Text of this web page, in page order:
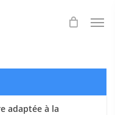
adaptée à la